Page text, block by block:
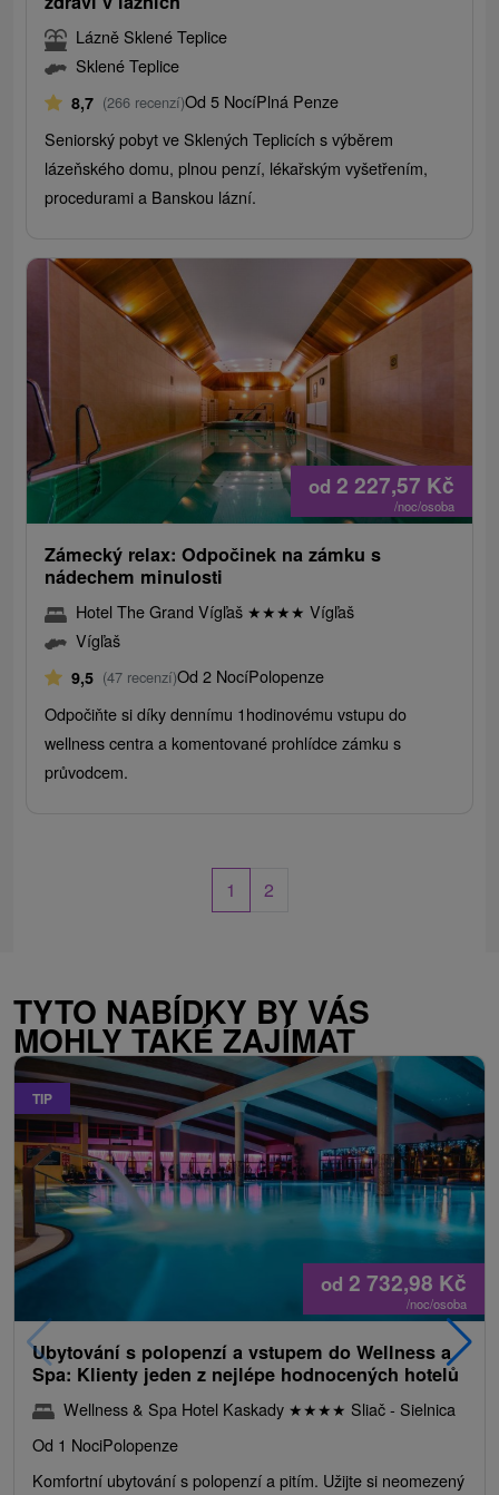
Lázně Sklené Teplice
Sklené Teplice
8,7 (266 recenzí)Od 5 NocíPlná Penze
Seniorský pobyt ve Sklených Teplicích s výběrem
lázeňského domu, plnou penzí, lékařským vyšetřením,
procedurami a Banskou lázní.
od 2 227,57 Kč
/noc/osoba
Zámecký relax: Odpočinek na zámku s
nádechem minulosti
Hotel The Grand Vígľaš ★★★★ Vígľaš
Vígľaš
9,5 (47 recenzí)Od 2 NocíPolopenze
Odpočiňte si díky dennímu 1hodinovému vstupu do
wellness centra a komentované prohlídce zámku s
průvodcem.
1 2
TYTO NABÍDKY BY VÁS
MOHLY TAKÉ ZAJÍMAT
TIP
od 2 732,98 Kč
/noc/osoba
Ubytování s polopenzí a vstupem do Wellness a
Spa: Klienty jeden z nejlépe hodnocených hotelů
Wellness & Spa Hotel Kaskady ★★★★ Sliač - Sielnica
Od 1 NociPolopenze
Komfortní ubytování s polopenzí a pitím. Užijte si neomezený